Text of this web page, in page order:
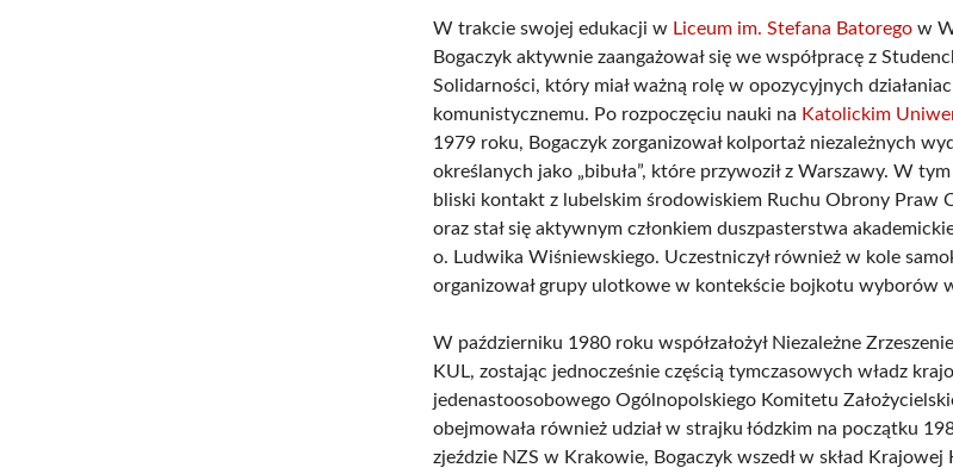
W trakcie swojej edukacji w Liceum im. Stefana Batorego w
Bogaczyk aktywnie zaangażował się we współpracę z
Solidarności, który miał ważną rolę w opozycyjnych
komunistycznemu. Po rozpoczęciu nauki na Katolickim
1979 roku, Bogaczyk zorganizował kolportaż niezależnych
określanych jako „bibuła”, które przywoził z Warszawy. W
bliski kontakt z lubelskim środowiskiem Ruchu Obrony Praw
oraz stał się aktywnym członkiem duszpasterstwa
o. Ludwika Wiśniewskiego. Uczestniczył również w kole
organizował grupy ulotkowe w kontekście bojkotu wyborów
W październiku 1980 roku współzałożył Niezależne
KUL, zostając jednocześnie częścią tymczasowych władz
jedenastoosobowego Ogólnopolskiego Komitetu
obejmowała również udział w strajku łódzkim na początku
zjeździe NZS w Krakowie, Bogaczyk wszedł w skład